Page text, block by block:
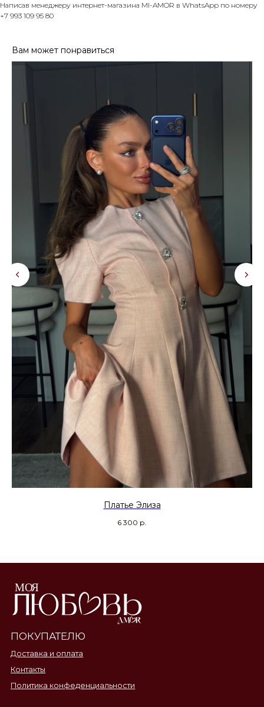
Написав менеджеру интернет-магазина MI-AMOR в WhatsApp по номеру
+7 993 109 95 80
Вам может понравиться
Платье Элиза
6 300 р.
Политика конфеденциальности
Понедельник - суббота с 11:00 до
20:00 по Свердловскому времени
© MIAMOR.STORE / 2026
*признана экстремистской организацией в РФ
г. Екатеринбург, ул. Малышева 19, офис 1103